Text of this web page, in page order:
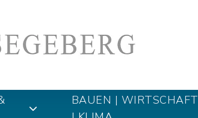
BAUEN | WIRTSCHAFT